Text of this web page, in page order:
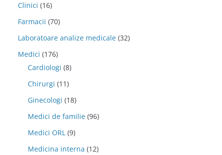
Clinici (16)
Farmacii (70)
Laboratoare analize medicale (32)
Medici (176)
Cardiologi (8)
Chirurgi (11)
Ginecologi (18)
Medici de familie (96)
Medici ORL (9)
Medicina interna (12)